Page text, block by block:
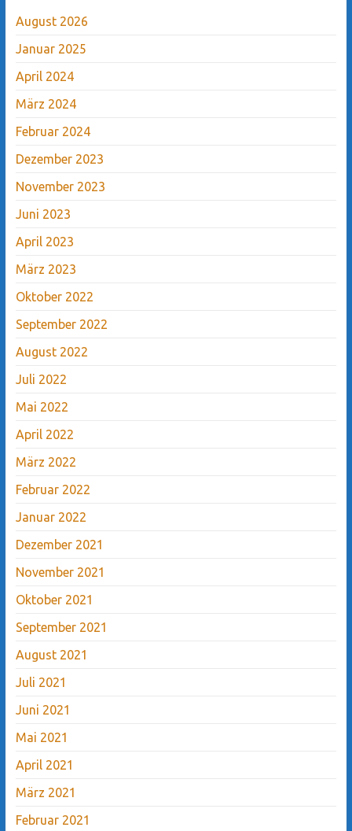
August 2026
Januar 2025
April 2024
März 2024
Februar 2024
Dezember 2023
November 2023
Juni 2023
April 2023
März 2023
Oktober 2022
September 2022
August 2022
Juli 2022
Mai 2022
April 2022
März 2022
Februar 2022
Januar 2022
Dezember 2021
November 2021
Oktober 2021
September 2021
August 2021
Juli 2021
Juni 2021
Mai 2021
April 2021
März 2021
Februar 2021